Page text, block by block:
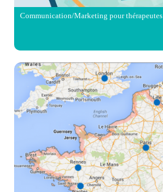
Communication/Marketing pour thérapeutes